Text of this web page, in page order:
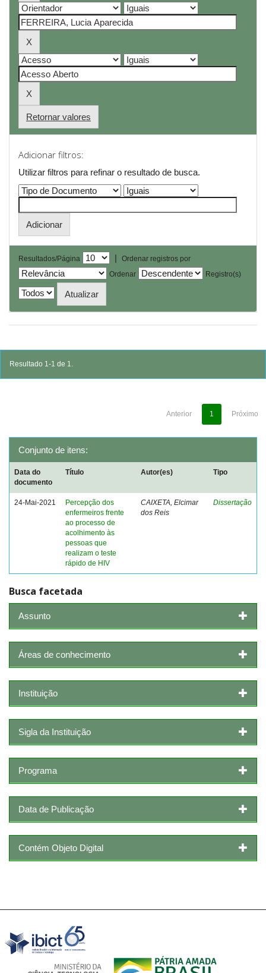
Retornar valores
Adicionar filtros:
Utilizar filtros para refinar o resultado de busca.
Resultados/Página |
Ordenar registros por
Ordenar
Registro(s)
Resultado 1-1 de 1.
Anterior 1 Próximo
Conjunto de itens:
Data do
documento
Título Autor(es) Tipo
24-Mai-2021
Percepção dos
enfermeiros frente
ao processo de
acolhimento às
pessoas que
realizam o teste
rápido de HIV
CAIXETA, Elcimar
dos Reis
Dissertação
Busca facetada
Assunto
Áreas de conhecimento
Instituição
Sigla da Instituição
Programa
Data de Publicação
Contém Objeto Digital